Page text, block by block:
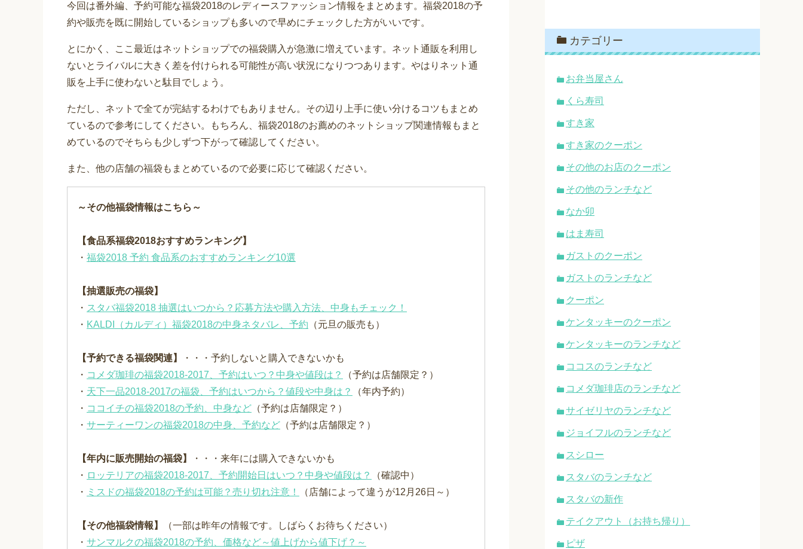
今回は番外編、予約可能な福袋2018のレディースファッション情報をまとめます。福袋2018の予
約や販売を既に開始しているショップも多いので早めにチェックした方がいいです。
とにかく、ここ最近はネットショップでの福袋購入が急激に増えています。ネット通販を利用し
ないとライバルに大きく差を付けられる可能性が高い状況になりつつあります。やはりネット通
販を上手に使わないと駄目でしょう。
ただし、ネットで全てが完結するわけでもありません。その辺り上手に使い分けるコツもまとめ
ているので参考にしてください。もちろん、福袋2018のお薦めのネットショップ関連情報もまと
めているのでそちらも少しずつ下がって確認してください。
また、他の店舗の福袋もまとめているので必要に応じて確認ください。
～その他福袋情報はこちら～
【食品系福袋2018おすすめランキング】
・ 福袋2018 予約 食品系のおすすめランキング10選
【抽選販売の福袋】
・ スタバ福袋2018 抽選はいつから？応募方法や購入方法、中身もチェック！
・ KALDI（カルディ）福袋2018の中身ネタバレ、予約 （元旦の販売も）
【予約できる福袋関連】
・・・予約しないと購入できないかも
・ コメダ珈琲の福袋2018-2017、予約はいつ？中身や値段は？
（予約は店舗限定？）
・ 天下一品2018-2017の福袋、予約はいつから？値段や中身は？
（年内予約）
・ ココイチの福袋2018の予約、中身など （予約は店舗限定？）
・ サーティーワンの福袋2018の中身、予約など （予約は店舗限定？）
【年内に販売開始の福袋】
・・・来年には購入できないかも
・ ロッテリアの福袋2018-2017、予約開始日はいつ？中身や値段は？
（確認中）
・ ミスドの福袋2018の予約は可能？売り切れ注意！ （店舗によって違うが12月26日～）
【その他福袋情報】
（一部は昨年の情報です。しばらくお待ちください）
・ サンマルクの福袋2018の予約、価格など～値上げから値下げ？～
カテゴリー
お弁当屋さん
くら寿司
すき家
すき家のクーポン
その他のお店のクーポン
その他のランチなど
なか卯
はま寿司
ガストのクーポン
ガストのランチなど
クーポン
ケンタッキーのクーポン
ケンタッキーのランチなど
ココスのランチなど
コメダ珈琲店のランチなど
サイゼリヤのランチなど
ジョイフルのランチなど
スシロー
スタバのランチなど
スタバの新作
テイクアウト（お持ち帰り）
ピザ